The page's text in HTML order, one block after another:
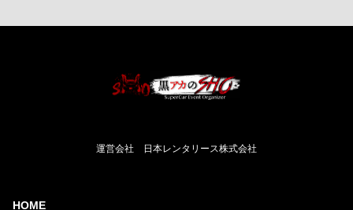
運営会社 日本レンタリース株式会社
HOME